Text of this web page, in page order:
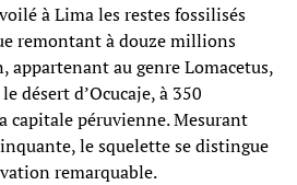
à Lima les restes fossilisés
remontant à douze millions
appartenant au genre Lomacetus,
désert d’Ocucaje, à 350
capitale péruvienne. Mesurant
le squelette se distingue
remarquable.